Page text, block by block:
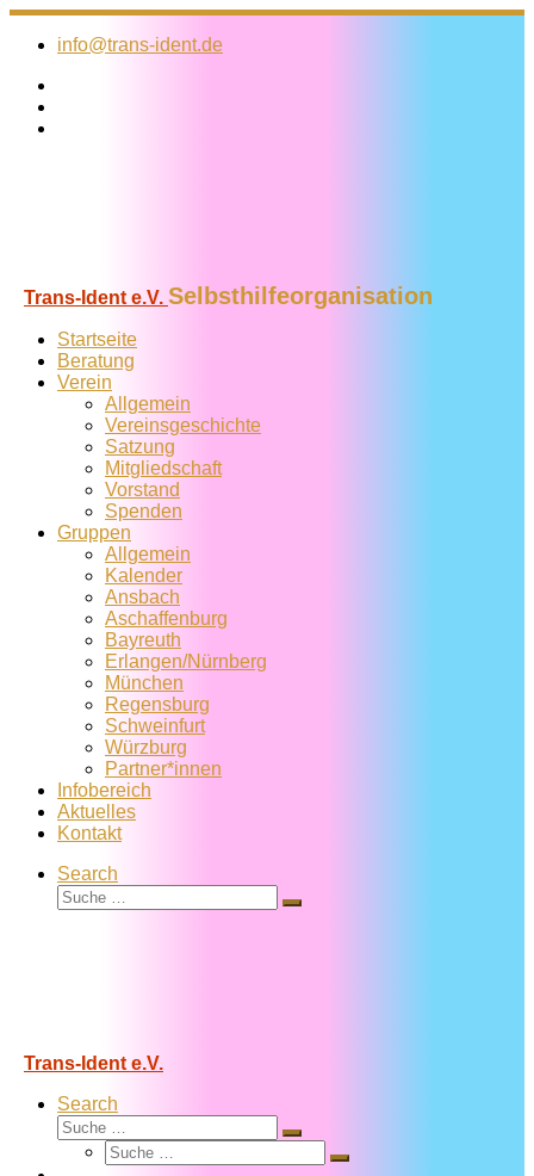
Zum
Inhalt
info@trans-ident.de
Trans-Ident e.V. Selbsthilfeorganisation
Startseite
Beratung
Verein
Allgemein
Vereins­geschichte
Satzung
Mitglied­schaft
Vorstand
Spenden
Gruppen
Allgemein
Kalender
Ansbach
Aschaffenburg
Bayreuth
Erlangen/Nürnberg
München
Regensburg
Schweinfurt
Würzburg
Partner*innen
Infobereich
Aktuelles
Kontakt
Search
Suche
Suche
Trans-Ident e.V.
Search
Suche
Suche
Suche
Suche